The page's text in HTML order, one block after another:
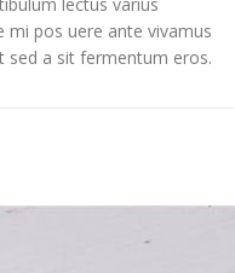
mi pos uere ante vivamus
sed a sit fermentum eros.